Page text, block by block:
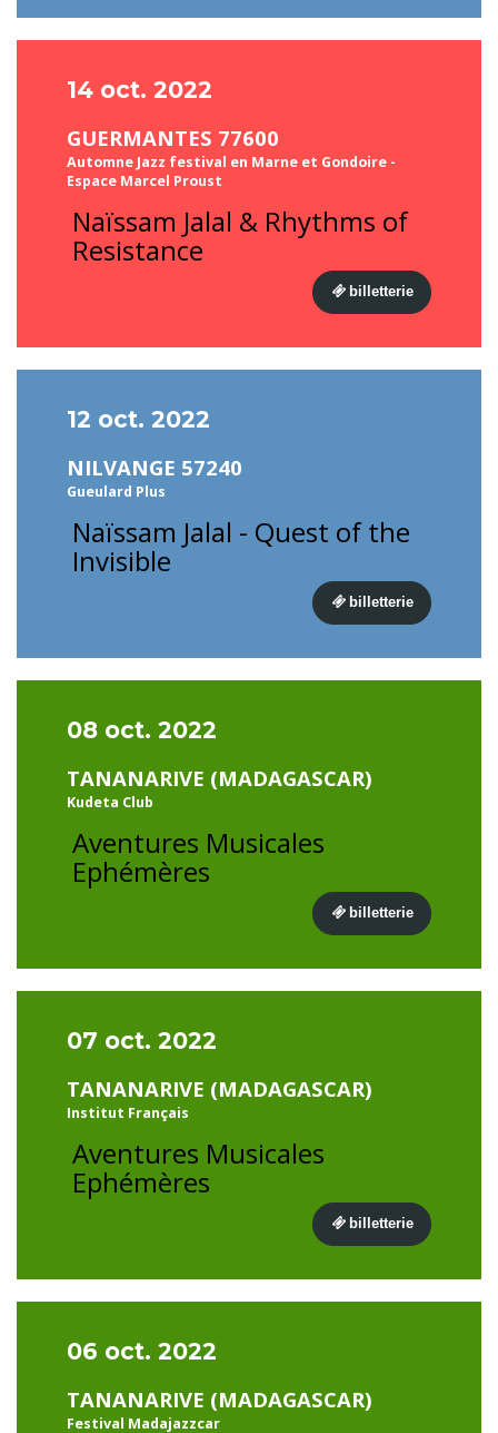
14 oct. 2022
GUERMANTES 77600
Automne Jazz festival en Marne et Gondoire -
Espace Marcel Proust
Naïssam Jalal & Rhythms of
Resistance
billetterie
12 oct. 2022
NILVANGE 57240
Gueulard Plus
Naïssam Jalal - Quest of the
Invisible
billetterie
08 oct. 2022
TANANARIVE (MADAGASCAR)
Kudeta Club
Aventures Musicales
Ephémères
billetterie
07 oct. 2022
TANANARIVE (MADAGASCAR)
Institut Français
Aventures Musicales
Ephémères
billetterie
06 oct. 2022
TANANARIVE (MADAGASCAR)
Festival Madajazzcar